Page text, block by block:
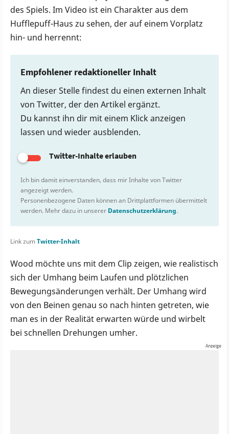
des Spiels. Im Video ist ein Charakter aus dem
Hufflepuff-Haus zu sehen, der auf einem Vorplatz
hin- und herrennt:
Empfohlener redaktioneller Inhalt
An dieser Stelle findest du einen externen Inhalt
von Twitter, der den Artikel ergänzt.
Du kannst ihn dir mit einem Klick anzeigen
lassen und wieder ausblenden.
Twitter-Inhalte erlauben
Ich bin damit einverstanden, dass mir Inhalte von Twitter
angezeigt werden.
Personenbezogene Daten können an Drittplattformen übermittelt
werden. Mehr dazu in unserer Datenschutzerklärung.
Link zumTwitter-Inhalt
Wood möchte uns mit dem Clip zeigen, wie realistisch
sich der Umhang beim Laufen und plötzlichen
Bewegungsänderungen verhält. Der Umhang wird
von den Beinen genau so nach hinten getreten, wie
man es in der Realität erwarten würde und wirbelt
bei schnellen Drehungen umher.